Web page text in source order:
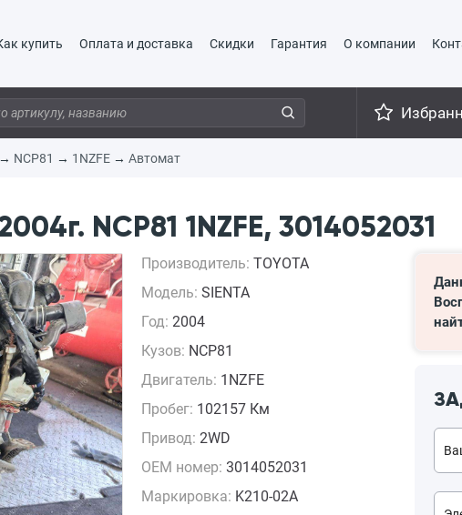
купить Оплата и доставка Скидки Гарантия О компании
→ NCP81 → 1NZFE → Автомат
NCP81 1NZFE, 3014052031
Производитель: TOYOTA
Модель: SIENTA
Год: 2004
Кузов: NCP81
Двигатель: 1NZFE
Пробег: 102157 Км
Привод: 2WD
OEM номер: 3014052031
Маркировка: K210-02A